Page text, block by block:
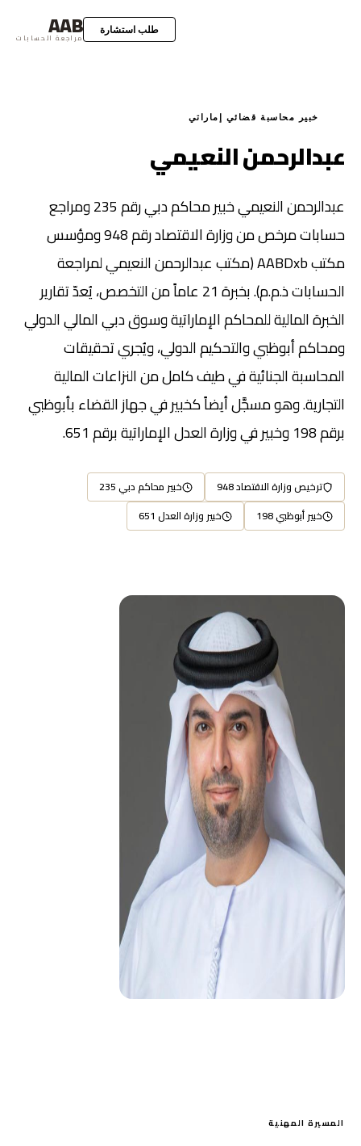
AAB
مراجعة الحسابات
طلب استشارة
خبير محاسبة قضائي إماراتي
عبدالرحمن النعيمي
عبدالرحمن النعيمي خبير محاكم دبي رقم 235 ومراجع
حسابات مرخص من وزارة الاقتصاد رقم 948 ومؤسس
مكتب AABDxb (مكتب عبدالرحمن النعيمي لمراجعة
الحسابات ذ.م.م). بخبرة 21 عاماً من التخصص، يُعدّ تقارير
الخبرة المالية للمحاكم الإماراتية وسوق دبي المالي الدولي
ومحاكم أبوظبي والتحكيم الدولي، ويُجري تحقيقات
المحاسبة الجنائية في طيف كامل من النزاعات المالية
التجارية. وهو مسجَّل أيضاً كخبير في جهاز القضاء بأبوظبي
برقم 198 وخبير في وزارة العدل الإماراتية برقم 651.
ترخيص وزارة الاقتصاد 948
خبير محاكم دبي 235
خبير أبوظبي 198
خبير وزارة العدل 651
المسيرة المهنية